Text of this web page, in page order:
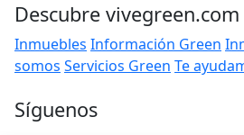
Descubre vivegreen.com
Inmuebles Información Green
somos Servicios Green Te
Síguenos